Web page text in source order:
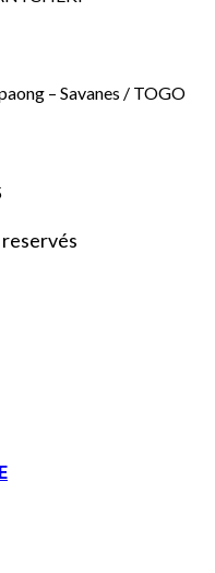
– Savanes / TOGO